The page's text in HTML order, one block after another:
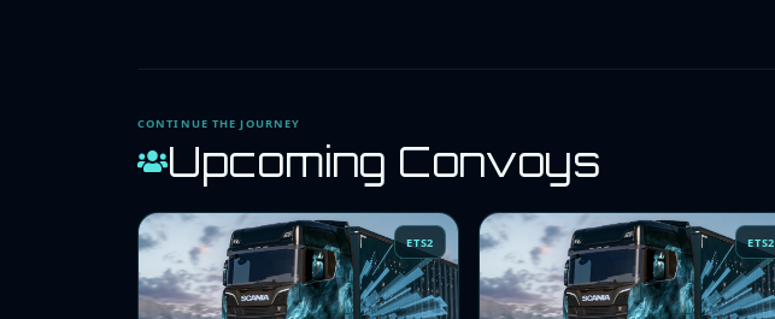
CONTINUE THE JOURNEY
Upcoming Convoys
ETS2 ETS2